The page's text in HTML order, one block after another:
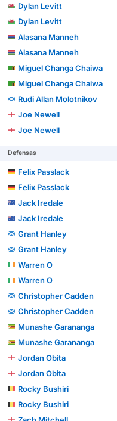
Dylan Levitt
Dylan Levitt
Alasana Manneh
Alasana Manneh
Miguel Changa Chaiwa
Miguel Changa Chaiwa
Rudi Allan Molotnikov
Joe Newell
Joe Newell
Defensas
Felix Passlack
Felix Passlack
Jack Iredale
Jack Iredale
Grant Hanley
Grant Hanley
Warren O
Warren O
Christopher Cadden
Christopher Cadden
Munashe Garananga
Munashe Garananga
Jordan Obita
Jordan Obita
Rocky Bushiri
Rocky Bushiri